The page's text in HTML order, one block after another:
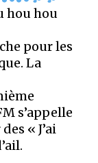
hou hou
pour les
La
s’appelle
« J’ai